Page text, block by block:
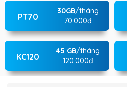
PT70
30GB/tháng
70.000đ
KC120
45 GB/tháng
120.000đ